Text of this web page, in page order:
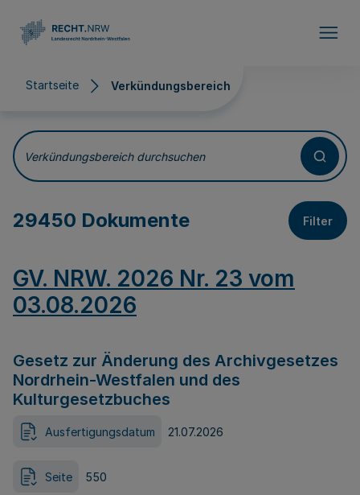
Startseite Verkündungsbereich
Verkündungsbereich
Verkündungsbereich durchsuchen
29450 Dokumente Filter
GV. NRW. 2026 Nr. 23 vom
03.08.2026
Gesetz zur Änderung des Archivgesetzes
Nordrhein-Westfalen und des
Kulturgesetzbuches
Ausfertigungsdatum 21.07.2026
Seite 550